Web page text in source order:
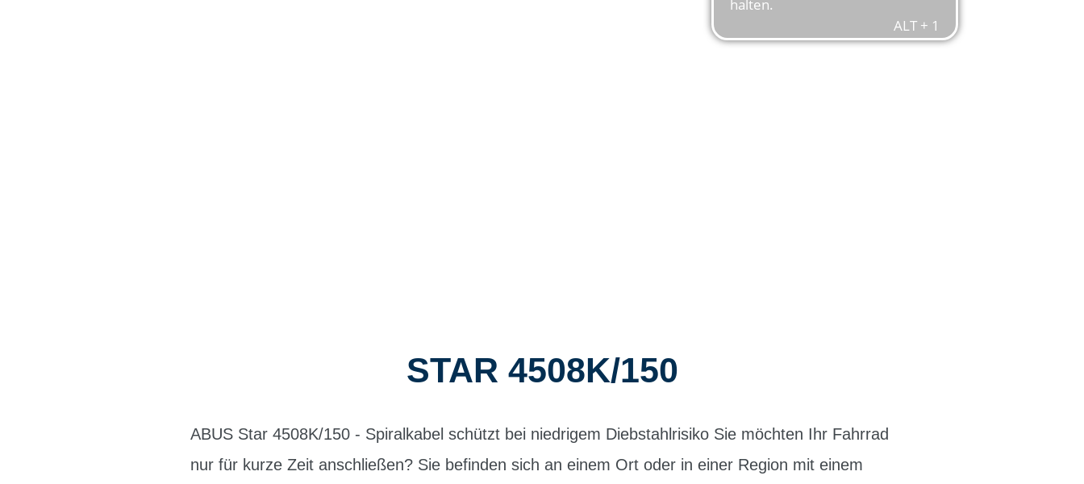
STAR 4508K/150
ABUS Star 4508K/150 - Spiralkabel schützt bei niedrigem Diebstahlrisiko Sie möchten Ihr Fahrrad
nur für kurze Zeit anschließen? Sie befinden sich an einem Ort oder in einer Region mit einem